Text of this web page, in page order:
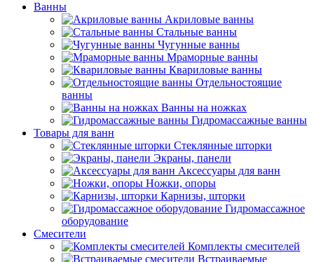
Ванны
Акриловые ванны
Стальные ванны
Чугунные ванны
Мраморные ванны
Квариловые ванны
Отдельностоящие
ванны
Ванны на ножках
Гидромассажные ванны
Товары для ванн
Стеклянные шторки
Экраны, панели
Аксессуары для ванн
Ножки, опоры
Карнизы, шторки
Гидромассажное
оборудование
Смесители
Комплекты смесителей
Встраиваемые